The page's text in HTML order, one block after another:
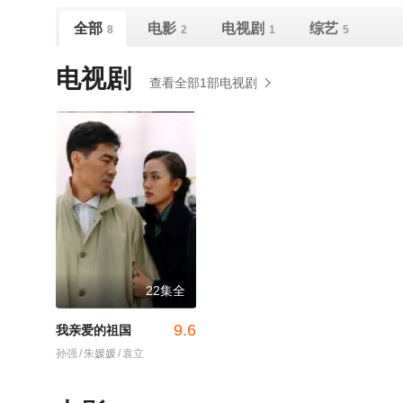
全部 8 电影 2 电视剧 1 综艺 5
电视剧 查看全部1部电视剧
22集全
我亲爱的祖国 9.6
孙强 /朱媛媛 /袁立